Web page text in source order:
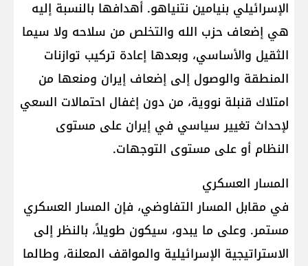
الإسرائيلي بنيامين نتنياهو. أهدافها بالنسبة إليه
هي إضعاف حزب الله والتخلص من سلاحه ولا سيما
الثقيل والأساسي، وبعدها إعادة تركيب توازنات
المنطقة والوصول إلى إضعاف إيران ومنعها من
امتلاك قنبلة نووية، من دون إغفال احتمالات السعي
لإحداث تغيير سياسي في إيران على مستوى
النظام أو على مستوى التوجهات.
المسار العسكري
في مقابل المسار التفاوضي، فإن المسار العسكري
مستمر. وعلى ما يبدو، سيكون طويلاً، بالنظر إلى
الاستراتيجية الإسرائيلية والمواقف المعلنة، وطالما